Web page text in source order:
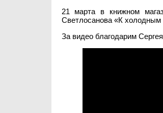
21 марта в книжном
Светлосанова «К холодным
За видео благодарим